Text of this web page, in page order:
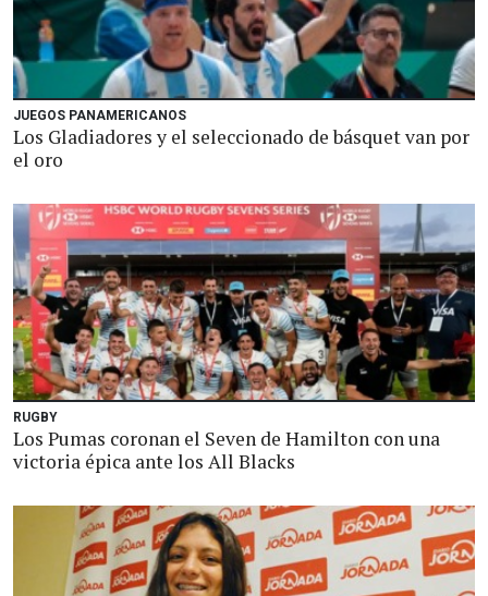
JUEGOS PANAMERICANOS
Los Gladiadores y el seleccionado de básquet van por
el oro
RUGBY
Los Pumas coronan el Seven de Hamilton con una
victoria épica ante los All Blacks